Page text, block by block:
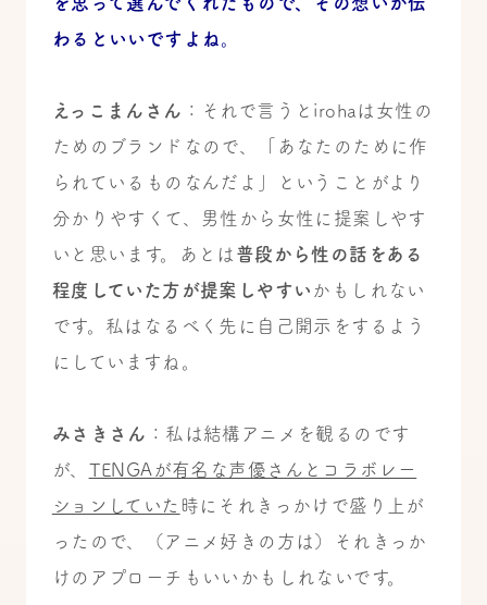
わるといいですよね。
えっこまんさん ：それで言うとirohaは女性の
ためのブランドなので、「あなたのために作
られているものなんだよ」ということがより
分かりやすくて、男性から女性に提案しやす
いと思います。あとは 普段から性の話をある
程度していた方が提案しやすい かもしれない
です。私はなるべく先に自己開示をするよう
にしていますね。
みさきさん ：私は結構アニメを観るのです
が、 TENGAが有名な声優さんとコラボレー
ションしていた 時にそれきっかけで盛り上が
ったので、（アニメ好きの方は）それきっか
けのアプローチもいいかもしれないです。